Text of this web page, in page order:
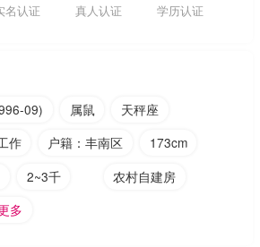
名认证 真人认证 学历认证
09) 属鼠
天秤座
作
户籍：丰南区
173cm
2~3千
农村自建房
多